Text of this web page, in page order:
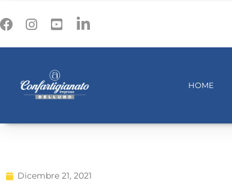
HOME
Dicembre 21, 2021